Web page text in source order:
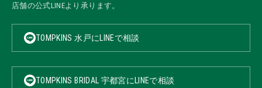
店舗の公式LINEより承ります。
TOMPKINS 水戸にLINEで相談
TOMPKINS BRIDAL 宇都宮にLINEで相談